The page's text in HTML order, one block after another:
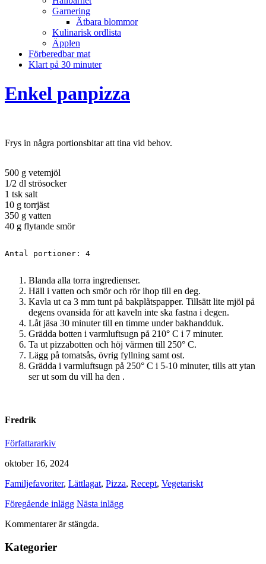
Garnering
Ätbara blommor
Kulinarisk ordlista
Äpplen
Förberedbar mat
Klart på 30 minuter
Enkel panpizza
Frys in några portionsbitar att tina vid behov.
500 g vetemjöl
1/2 dl strösocker
1 tsk salt
10 g torrjäst
350 g vatten
40 g flytande smör
Antal portioner: 4
Blanda alla torra ingredienser.
Häll i vatten och smör och rör ihop till en deg.
Kavla ut ca 3 mm tunt på bakplåtspapper. Tillsätt lite mjöl på
degens ovansida för att kaveln inte ska fastna i degen.
Låt jäsa 30 minuter till en timme under bakhandduk.
Grädda botten i varmluftsugn på 210° C i 7 minuter.
Ta ut pizzabotten och höj värmen till 250° C.
Lägg på tomatsås, övrig fyllning samt ost.
Grädda i varmluftsugn på 250° C i 5-10 minuter, tills att ytan
ser ut som du vill ha den .
Fredrik
Författararkiv
oktober 16, 2024
Familjefavoriter, Lättlagat, Pizza, Recept, Vegetariskt
Föregående inlägg Nästa inlägg
Kommentarer är stängda.
Kategorier